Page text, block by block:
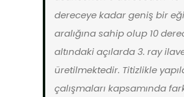
dereceye kadar geniş bir
aralığına sahip olup 10
altındaki açılarda 3. ray
üretilmektedir. Titizlikle
çalışmaları kapsamında